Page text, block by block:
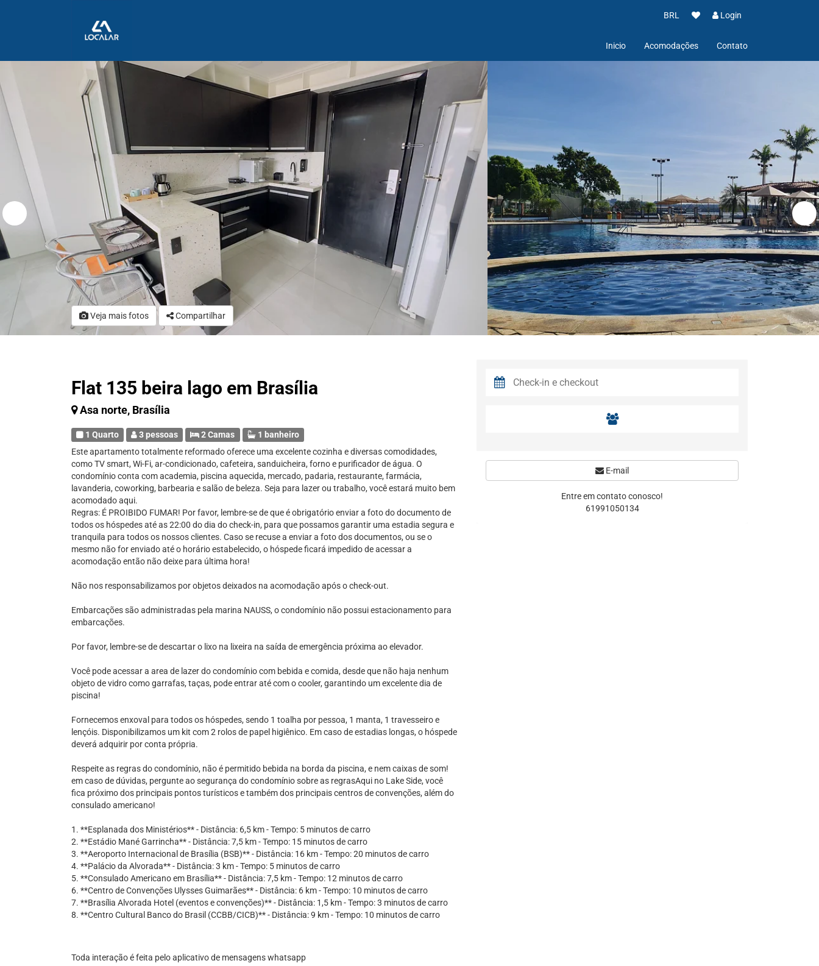
BRL Login
Inicio Acomodações Contato
Veja mais fotos Compartilhar
Flat 135 beira lago em Brasília
Asa norte, Brasília
1 Quarto 3 pessoas 2 Camas
1 banheiro
Este apartamento totalmente reformado oferece uma excelente cozinha e diversas comodidades,
como TV smart, Wi-Fi, ar-condicionado, cafeteira, sanduicheira, forno e purificador de água. O
condomínio conta com academia, piscina aquecida, mercado, padaria, restaurante, farmácia,
lavanderia, coworking, barbearia e salão de beleza. Seja para lazer ou trabalho, você estará muito bem
acomodado aqui.
Regras: É PROIBIDO FUMAR! Por favor, lembre-se de que é obrigatório enviar a foto do documento de
todos os hóspedes até as 22:00 do dia do check-in, para que possamos garantir uma estadia segura e
tranquila para todos os nossos clientes. Caso se recuse a enviar a foto dos documentos, ou se o
mesmo não for enviado até o horário estabelecido, o hóspede ficará impedido de acessar a
acomodação então não deixe para última hora!
Não nos responsabilizamos por objetos deixados na acomodação após o check-out.
Embarcações são administradas pela marina NAUSS, o condomínio não possui estacionamento para
embarcações.
Por favor, lembre-se de descartar o lixo na lixeira na saída de emergência próxima ao elevador.
Você pode acessar a area de lazer do condomínio com bebida e comida, desde que não haja nenhum
objeto de vidro como garrafas, taças, pode entrar até com o cooler, garantindo um excelente dia de
piscina!
Fornecemos enxoval para todos os hóspedes, sendo 1 toalha por pessoa, 1 manta, 1 travesseiro e
lençóis. Disponibilizamos um kit com 2 rolos de papel higiênico. Em caso de estadias longas, o hóspede
deverá adquirir por conta própria.
Respeite as regras do condomínio, não é permitido bebida na borda da piscina, e nem caixas de som!
em caso de dúvidas, pergunte ao segurança do condomínio sobre as regrasAqui no Lake Side, você
fica próximo dos principais pontos turísticos e também dos principais centros de convenções, além do
consulado americano!
1. **Esplanada dos Ministérios** - Distância: 6,5 km - Tempo: 5 minutos de carro
2. **Estádio Mané Garrincha** - Distância: 7,5 km - Tempo: 15 minutos de carro
3. **Aeroporto Internacional de Brasília (BSB)** - Distância: 16 km - Tempo: 20 minutos de carro
4. **Palácio da Alvorada** - Distância: 3 km - Tempo: 5 minutos de carro
5. **Consulado Americano em Brasília** - Distância: 7,5 km - Tempo: 12 minutos de carro
6. **Centro de Convenções Ulysses Guimarães** - Distância: 6 km - Tempo: 10 minutos de carro
7. **Brasília Alvorada Hotel (eventos e convenções)** - Distância: 1,5 km - Tempo: 3 minutos de carro
8. **Centro Cultural Banco do Brasil (CCBB/CICB)** - Distância: 9 km - Tempo: 10 minutos de carro
Toda interação é feita pelo aplicativo de mensagens whatsapp
E-mail
Entre em contato conosco!
61991050134